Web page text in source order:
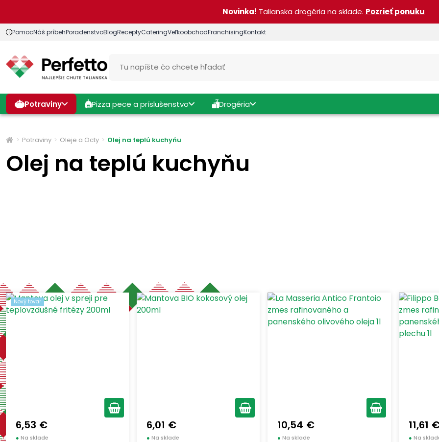
Novinka! Talianska drogéria na sklade. Pozrieť ponuku
PomocNáš príbehPoradenstvoBlogReceptyCateringVeľkoobchodFranchisingKontakt
Potraviny Pizza pece a príslušenstvo Drogéria
Potraviny Oleje a Octy Olej na teplú kuchyňu
Olej na teplú kuchyňu
CALVI(2)
Nový tovar
6,53 €
● Na sklade
6,01 €
●Na sklade
10,54 €
●Na sklade
11,61
● Na